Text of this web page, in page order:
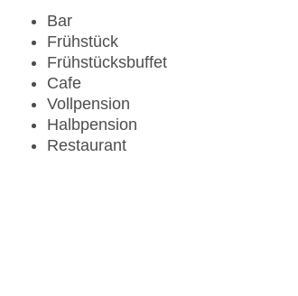
Bar
Frühstück
Frühstücksbuffet
Cafe
Vollpension
Halbpension
Restaurant